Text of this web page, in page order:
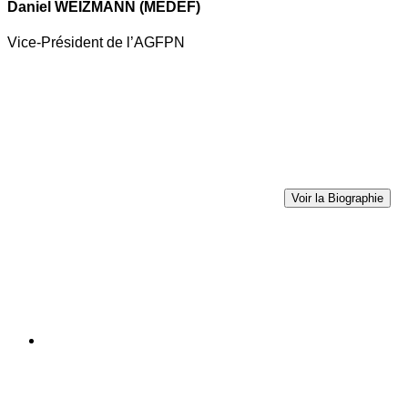
Daniel WEIZMANN (MEDEF)
Vice-Président de l’AGFPN
Voir la Biographie